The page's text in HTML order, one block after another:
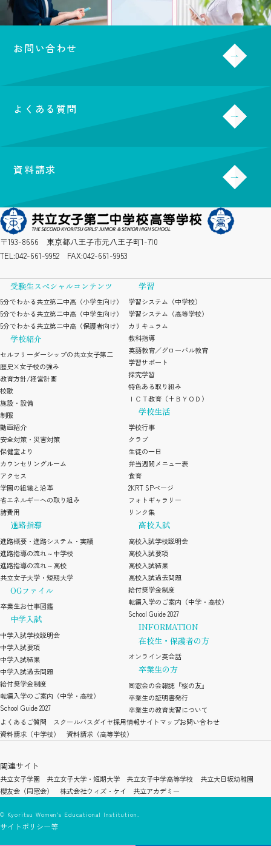
お問い合わせ
よくある質問
資料請求
〒193-8666 東京都八王子市元八王子町1-710
TEL:042-661-9952 FAX:042-661-9953
受験生スペシャルコンテンツ
5分でわかる共立第二中高（小学生向け）
5分でわかる共立第二中高（中学生向け）
5分でわかる共立第二中高（保護者向け）
学校紹介
セルフリーダーシップの共立女子第二
歴史×女子校の強み
教育方針/経営計画
校歌
施設・設備
制服
動画紹介
安全対策・災害対策
保健室より
カウンセリングルーム
アクセス
学園の組織と沿革
省エネルギーへの取り組み
諸費用
学習
学習システム（中学校）
学習システム（高等学校）
カリキュラム
教科指導
英語教育／グローバル教育
学習サポート
探究学習
特色ある取り組み
ＩＣＴ教育（+ＢＹＯＤ）
学校生活
学校行事
クラブ
生徒の一日
弁当週間メニュー表
食育
2KRT SPページ
フォトギャラリー
リンク集
進路指導
進路概要・進路システム・実績
進路指導の流れ～中学校
進路指導の流れ～高校
共立女子大学・短期大学
OGファイル
卒業生お仕事図鑑
中学入試
中学入試学校説明会
中学入試要項
中学入試結果
中学入試過去問題
給付奨学金制度
転編入学のご案内（中学・高校）
School Guide 2027
高校入試
高校入試学校説明会
高校入試要項
高校入試結果
高校入試過去問題
給付奨学金制度
転編入学のご案内（中学・高校）
School Guide 2027
INFORMATION
在校生・保護者の方
オンライン英会話
卒業生の方
同窓会の会報誌『桜の友』
卒業生の証明書発行
卒業生の教育実習について
よくあるご質問
スクールバスダイヤ採用情報サイトマップお問い合わせ
資料請求（中学校）
資料請求（高等学校）
関連サイト
共立女子学園 共立女子大学・短期大学 共立女子中学高等学校
共立大日坂幼稚園
櫻友会（同窓会）
株式会社ウィズ・ケイ 共立アカデミー
© Kyoritsu Women’s Educational Institution.
サイトポリシー等